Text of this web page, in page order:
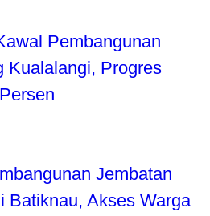
Pembangunan
Kualalangi, Progres
Jembatan
Batiknau, Akses Warga